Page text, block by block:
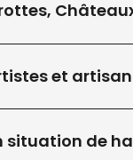
et
situation de